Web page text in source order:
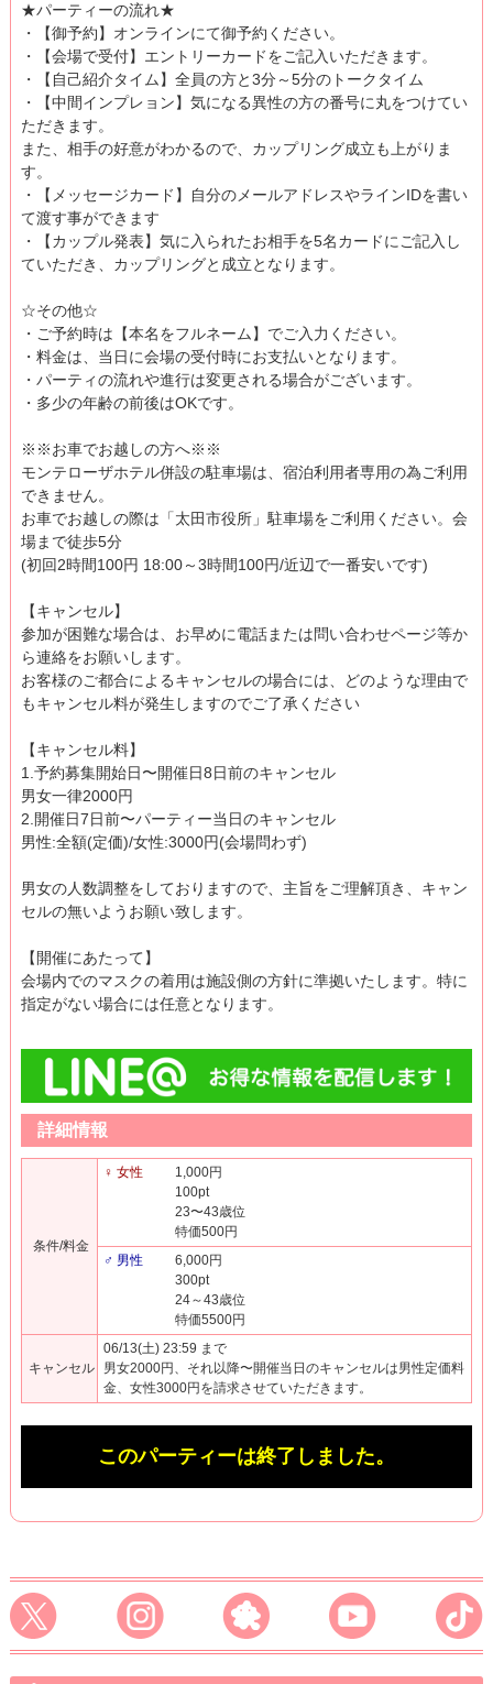
★パーティーの流れ★
・【御予約】オンラインにて御予約ください。
・【会場で受付】エントリーカードをご記入いただきます。
・【自己紹介タイム】全員の方と3分～5分のトークタイム
・【中間インプレョン】気になる異性の方の番号に丸をつけてい
ただきます。
また、相手の好意がわかるので、カップリング成立も上がりま
す。
・【メッセージカード】自分のメールアドレスやラインIDを書い
て渡す事ができます
・【カップル発表】気に入られたお相手を5名カードにご記入し
ていただき、カップリングと成立となります。
☆その他☆
・ご予約時は【本名をフルネーム】でご入力ください。
・料金は、当日に会場の受付時にお支払いとなります。
・パーティの流れや進行は変更される場合がございます。
・多少の年齢の前後はOKです。
※※お車でお越しの方へ※※
モンテローザホテル併設の駐車場は、宿泊利用者専用の為ご利用
できません。
お車でお越しの際は「太田市役所」駐車場をご利用ください。会
場まで徒歩5分
(初回2時間100円 18:00～3時間100円/近辺で一番安いです)
【キャンセル】
参加が困難な場合は、お早めに電話または問い合わせページ等か
ら連絡をお願いします。
お客様のご都合によるキャンセルの場合には、どのような理由で
もキャンセル料が発生しますのでご了承ください
【キャンセル料】
1.予約募集開始日〜開催日8日前のキャンセル
男女一律2000円
2.開催日7日前〜パーティー当日のキャンセル
男性:全額(定価)/女性:3000円(会場問わず)
男女の人数調整をしておりますので、主旨をご理解頂き、キャン
セルの無いようお願い致します。
【開催にあたって】
会場内でのマスクの着用は施設側の方針に準拠いたします。特に
指定がない場合には任意となります。
詳細情報
条件/料金
♀ 女性
1,000円
100pt
23〜43歳位
特価500円
♂ 男性
6,000円
300pt
24～43歳位
特価5500円
キャンセル
06/13(土) 23:59 まで
男女2000円、それ以降〜開催当日のキャンセルは男性定価料
金、女性3000円を請求させていただきます。
このパーティーは終了しました。